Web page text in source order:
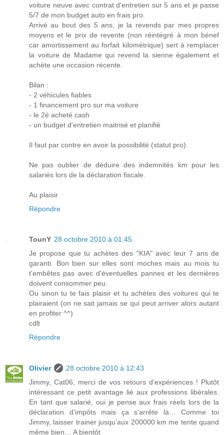
voiture neuve avec contrat d'entretien sur 5 ans et je passe
5/7 de mon budget auto en frais pro.
Arrivé au bout des 5 ans, je la revends par mes propres
moyens et le prix de revente (non réintégré à mon bénef
car amortissement au forfait kilométrique) sert à remplacer
la voiture de Madame qui revend la sienne également et
achète une occasion récente.
Bilan :
- 2 véhicules fiables
- 1 financement pro sur ma voiture
- le 2è acheté cash
- un budget d'entretien maitrisé et planifié
Il faut par contre en avoir la possibilité (statut pro).
Ne pas oublier de déduire des indemnités km pour les
salariés lors de la déclaration fiscale.
Au plaisir
Répondre
TounY 28 octobre 2010 à 01:45
Je propose que tu achètes des "KIA" avec leur 7 ans de
garanti. Bon bien sur elles sont moches mais au mois tu
t'embêtes pas avec d'éventuelles pannes et les dernières
doivent consommer peu.
Ou sinon tu te fais plaisir et tu achètes des voitures qui te
plairaient (on ne sait jamais se qui peut arriver alors autant
en profiter ^^)
cdlt
Répondre
Olivier
28 octobre 2010 à 12:43
Jimmy, Cat06, merci de vos retours d’expériences ! Plutôt
intéressant ce petit avantage lié aux professions libérales.
En tant que salarié, oui je pense aux frais réels lors de la
déclaration d’impôts mais ça s’arrête là… Comme toi
Jimmy, laisser trainer jusqu’aux 200000 km me tente quand
même bien… A bientôt